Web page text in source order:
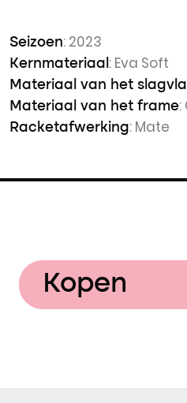
Seizoen: 2023
Kernmateriaal : Eva Soft
Materiaal van het
Materiaal van het frame:
Racketafwerking: Mate
Kopen